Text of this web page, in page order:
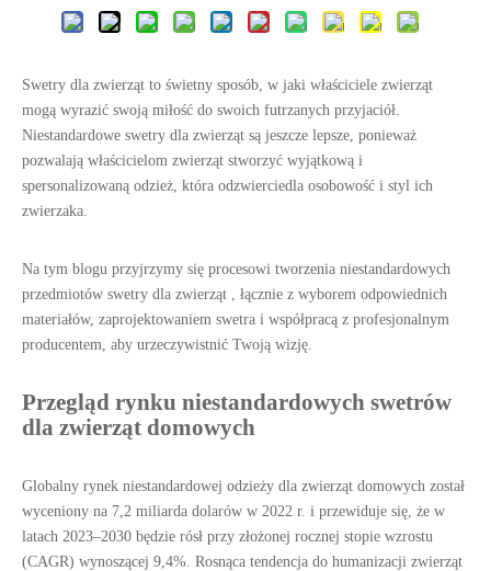
Swetry dla zwierząt to świetny sposób, w jaki właściciele zwierząt
mogą wyrazić swoją miłość do swoich futrzanych przyjaciół.
Niestandardowe swetry dla zwierząt są jeszcze lepsze, ponieważ
pozwalają właścicielom zwierząt stworzyć wyjątkową i
spersonalizowaną odzież, która odzwierciedla osobowość i styl ich
zwierzaka.
Na tym blogu przyjrzymy się procesowi tworzenia niestandardowych
przedmiotów swetry dla zwierząt , łącznie z wyborem odpowiednich
materiałów, zaprojektowaniem swetra i współpracą z profesjonalnym
producentem, aby urzeczywistnić Twoją wizję.
Przegląd rynku niestandardowych swetrów
dla zwierząt domowych
Globalny rynek niestandardowej odzieży dla zwierząt domowych został
wyceniony na 7,2 miliarda dolarów w 2022 r. i przewiduje się, że w
latach 2023–2030 będzie rósł przy złożonej rocznej stopie wzrostu
(CAGR) wynoszącej 9,4%. Rosnąca tendencja do humanizacji zwierząt